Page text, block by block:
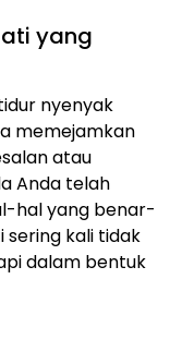
yang
nyenyak
memejamkan
atau
Anda telah
hal yang benar-
sering kali tidak
dalam bentuk